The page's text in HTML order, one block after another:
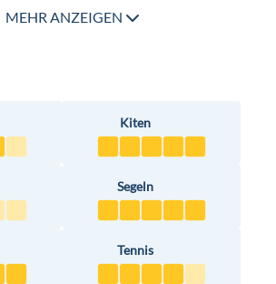
mit Fokus auf authentische
MEHR ANZEIGEN
Kiten
Segeln
Tennis